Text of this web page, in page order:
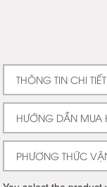
THÔNG TIN CHI TIẾT
HƯỚNG DẪN MUA
PHƯƠNG THỨC